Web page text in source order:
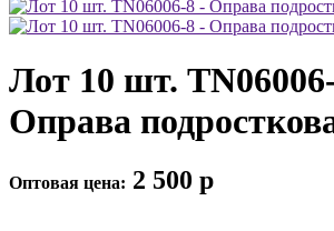
Лот 10 шт.
Оправа
Оптовая цена: 2 500 p